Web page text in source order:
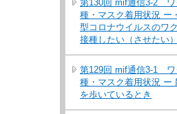
第130回 mif通信3-2 ワ
種・マスク着用状況 ー
型コロナウイルスのワ
接種したい（させたい
第129回 mif通信3-1 ワ
種・マスク着用状況 ー
を歩いているとき